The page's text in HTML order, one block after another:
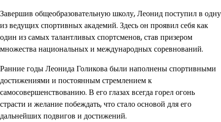
Завершив общеобразовательную школу, Леонид поступил в одну
из ведущих спортивных академий. Здесь он проявил себя как
один из самых талантливых спортсменов, став призером
множества национальных и международных соревнований.
Ранние годы Леонида Голикова были наполнены спортивными
достижениями и постоянным стремлением к
самосовершенствованию. В его глазах всегда горел огонь
страсти и желание побеждать, что стало основой для его
дальнейших подвигов и достижений.